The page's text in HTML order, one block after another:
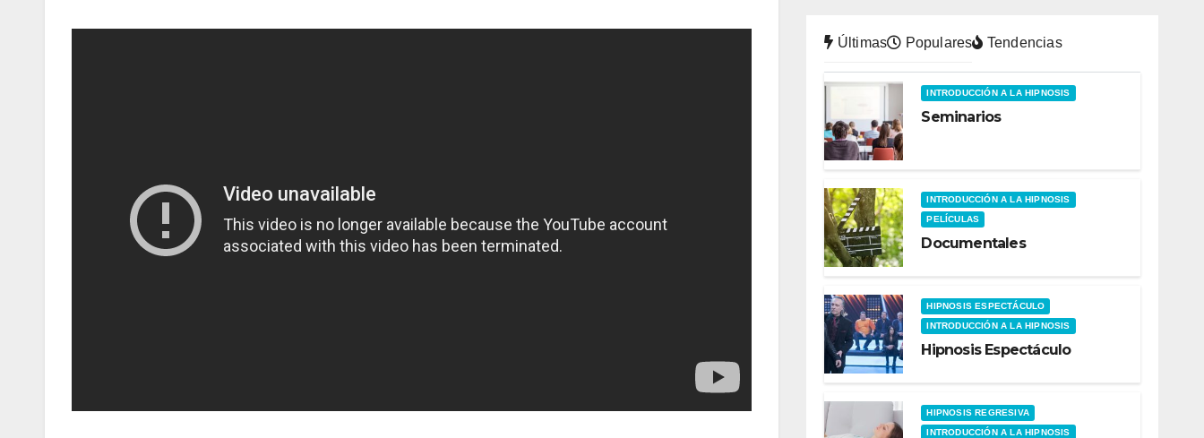
Últimas Populares Tendencias
INTRODUCCIÓN A LA HIPNOSIS
Seminarios
INTRODUCCIÓN A LA HIPNOSIS
PELÍCULAS
Documentales
HIPNOSIS ESPECTÁCULO
INTRODUCCIÓN A LA HIPNOSIS
Hipnosis Espectáculo
HIPNOSIS REGRESIVA
INTRODUCCIÓN A LA HIPNOSIS